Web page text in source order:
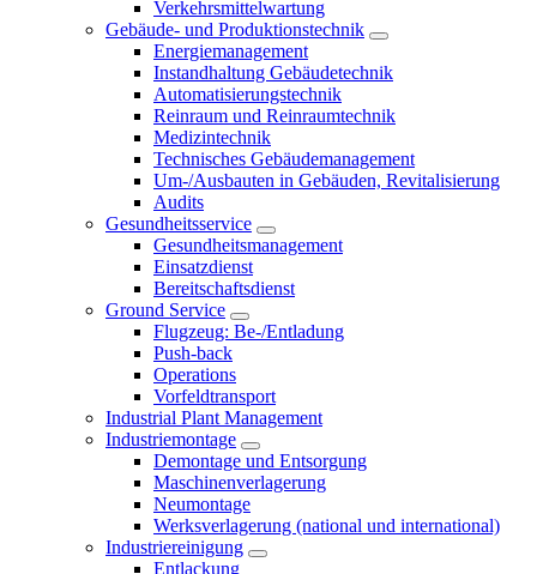
Verkehrsmittelwartung
Gebäude- und Produktionstechnik
Energiemanagement
Instandhaltung Gebäudetechnik
Automatisierungstechnik
Reinraum und Reinraumtechnik
Medizintechnik
Technisches Gebäudemanagement
Um-/Ausbauten in Gebäuden, Revitalisierung
Audits
Gesundheitsservice
Gesundheitsmanagement
Einsatzdienst
Bereitschaftsdienst
Ground Service
Flugzeug: Be-/Entladung
Push-back
Operations
Vorfeldtransport
Industrial Plant Management
Industriemontage
Demontage und Entsorgung
Maschinenverlagerung
Neumontage
Werksverlagerung (national und international)
Industriereinigung
Entlackung